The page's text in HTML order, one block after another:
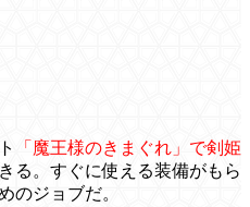
「魔王様のきまぐれ」で剣姫
る。すぐに使える装備がもら
のジョブだ。